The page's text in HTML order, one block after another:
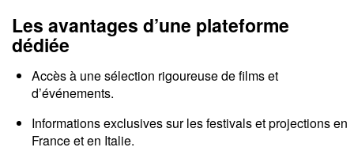
Les avantages d’une plateforme
dédiée
Accès à une sélection rigoureuse de films et
d’événements.
Informations exclusives sur les festivals et projections en
France et en Italie.